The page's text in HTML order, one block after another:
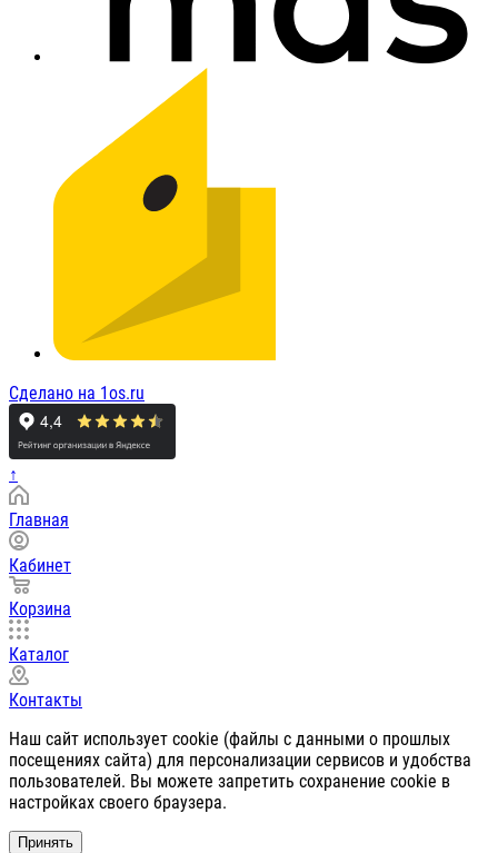
Сделано на 1os.ru
↑
Главная
Кабинет
Корзина
Каталог
Контакты
Наш сайт использует cookie (файлы с данными о прошлых
посещениях сайта) для персонализации сервисов и удобства
пользователей. Вы можете запретить сохранение cookie в
настройках своего браузера.
Принять